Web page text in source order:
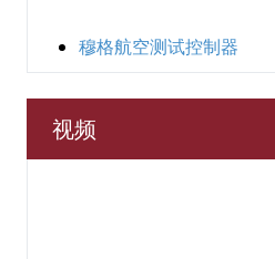
穆格航空测试控制器
视频